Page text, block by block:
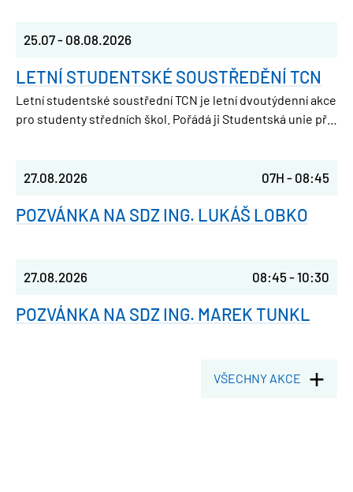
25.07- 08.08.2026
LETNÍ STUDENTSKÉ SOUSTŘEDĚNÍ TCN
Letní studentské soustřední TCN je letní dvoutýdenní akce
pro studenty středních škol. Pořádá ji Studentská unie při
27.08.2026 07H - 08:45
POZVÁNKA NA SDZ ING. LUKÁŠ LOBKO
27.08.2026 08:45 -10:30
POZVÁNKA NA SDZ ING. MAREK TUNKL
VŠECHNY AKCE